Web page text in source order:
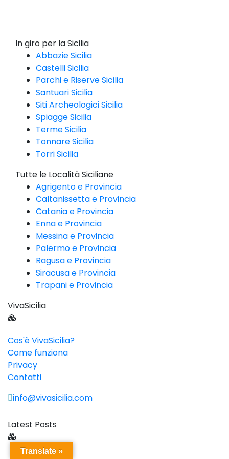
In giro per la Sicilia
Abbazie Sicilia
Castelli Sicilia
Parchi e Riserve Sicilia
Santuari Sicilia
Siti Archeologici Sicilia
Spiagge Sicilia
Terme Sicilia
Tonnare Sicilia
Torri Sicilia
Tutte le Località Siciliane
Agrigento e Provincia
Caltanissetta e Provincia
Catania e Provincia
Enna e Provincia
Messina e Provincia
Palermo e Provincia
Ragusa e Provincia
Siracusa e Provincia
Trapani e Provincia
VivaSicilia
Cos'è VivaSicilia?
Come funziona
Privacy
Contatti
info@vivasicilia.com
Latest Posts
Translate »